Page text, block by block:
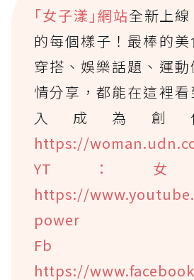
｢女子漾｣網站全新上
的每個樣子！最棒的
穿搭、娛樂話題、運
情分享，都能在這裡
入成為創
https://
YT：女
https://
power
Fb
https://